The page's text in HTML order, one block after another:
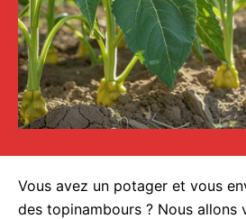
Vous avez un potager et vous
des topinambours ? Nous allons